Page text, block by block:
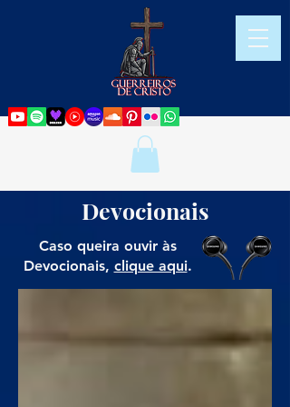
Devocionais
Caso queira ouvir às
Devocionais, clique aqui.